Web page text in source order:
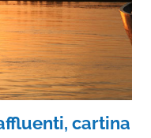
cartina